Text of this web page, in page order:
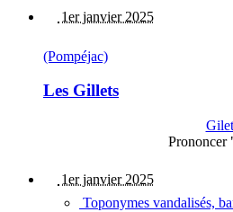
1er janvier 2025
(Pompéjac)
Les Gillets
Gilet
Prononcer
1er janvier 2025
Toponymes vandalisés,